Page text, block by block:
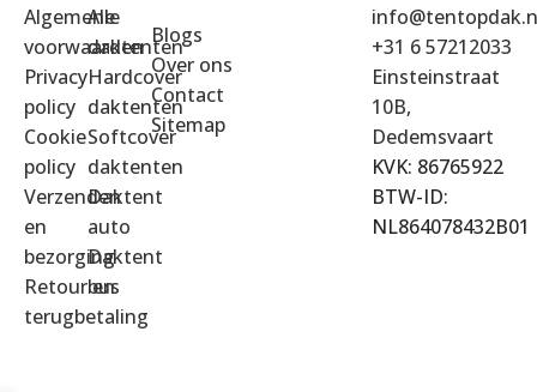
Algemene
voorwaarden
Privacy
policy
Cookie
policy
Verzenden
en
bezorging
Retour en
terugbetaling
Alle
daktenten
Hardcover
daktenten
Softcover
daktenten
Daktent
auto
Daktent
bus
Blogs
Over ons
Contact
Sitemap
+31 6 57212033
Einsteinstraat
10B,
Dedemsvaart
KVK: 86765922
BTW-ID:
NL864078432B01